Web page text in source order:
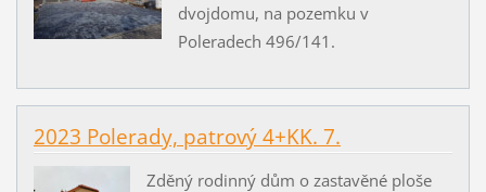
dvojdomu, na pozemku v
Poleradech 496/141.
2023 Polerady, patrový 4+KK. 7.
Zděný rodinný dům o zastavěné ploše